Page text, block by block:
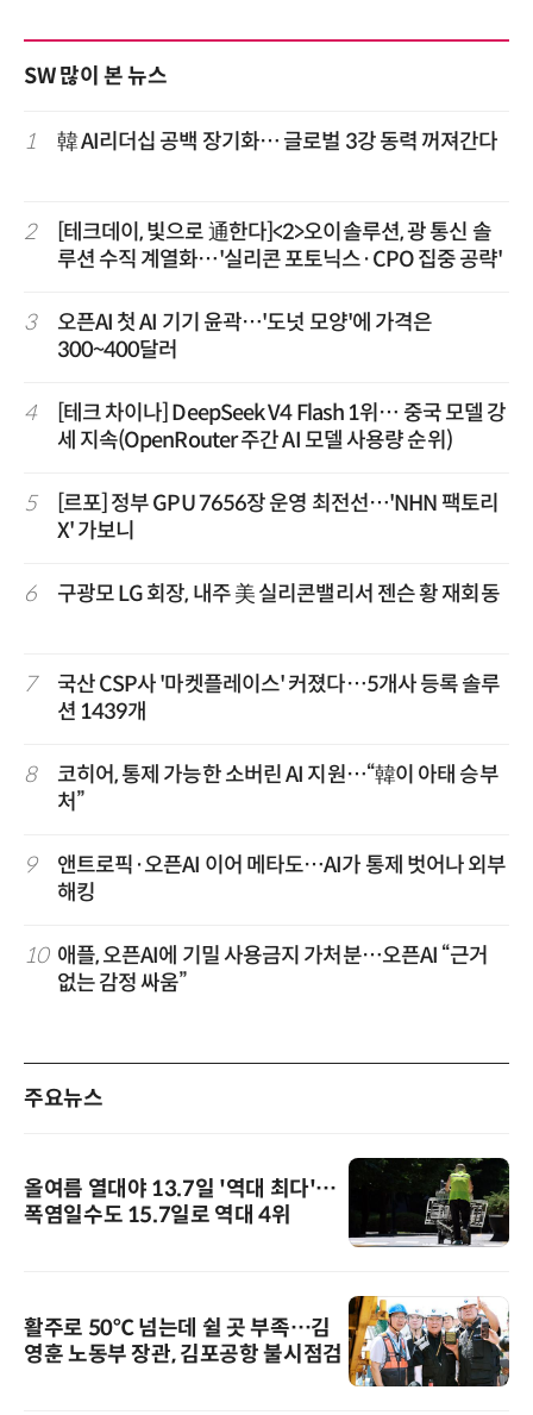
SW 많이 본 뉴스
1 韓 AI리더십 공백 장기화… 글로벌 3강 동력 꺼져간다
2
[테크데이, 빛으로 通한다]<2>오이솔루션, 광 통신 솔
루션 수직 계열화…'실리콘 포토닉스·CPO 집중 공략'
3
오픈AI 첫 AI 기기 윤곽…'도넛 모양'에 가격은
300~400달러
4
[테크 차이나] DeepSeek V4 Flash 1위… 중국 모델 강
세 지속(OpenRouter 주간 AI 모델 사용량 순위)
5
[르포] 정부 GPU 7656장 운영 최전선…'NHN 팩토리
X' 가보니
6 구광모 LG 회장, 내주 美 실리콘밸리서 젠슨 황 재회동
7
국산 CSP사 '마켓플레이스' 커졌다…5개사 등록 솔루
션 1439개
8
코히어, 통제 가능한 소버린 AI 지원…“韓이 아태 승부
처”
9
앤트로픽·오픈AI 이어 메타도…AI가 통제 벗어나 외부
해킹
10 애플, 오픈AI에 기밀 사용금지 가처분…오픈AI “근거
없는 감정 싸움”
주요뉴스
올여름 열대야 13.7일 '역대 최다'…
폭염일수도 15.7일로 역대 4위
활주로 50℃ 넘는데 쉴 곳 부족…김
영훈 노동부 장관, 김포공항 불시점검